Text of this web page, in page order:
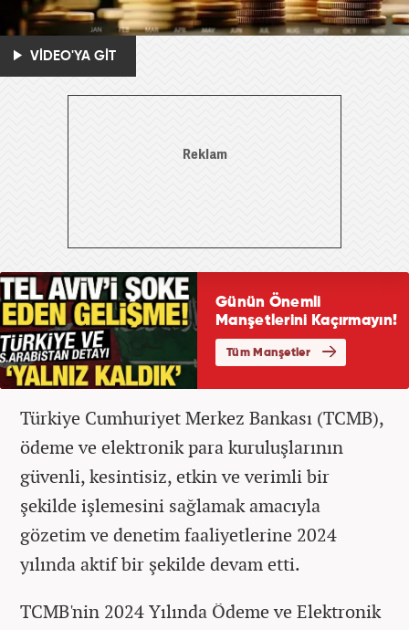
VİDEO'YA GİT
Türkiye Cumhuriyet Merkez Bankası (TCMB),
ödeme ve elektronik para kuruluşlarının
güvenli, kesintisiz, etkin ve verimli bir
şekilde işlemesini sağlamak amacıyla
gözetim ve denetim faaliyetlerine 2024
yılında aktif bir şekilde devam etti.
TCMB'nin 2024 Yılında Ödeme ve Elektronik